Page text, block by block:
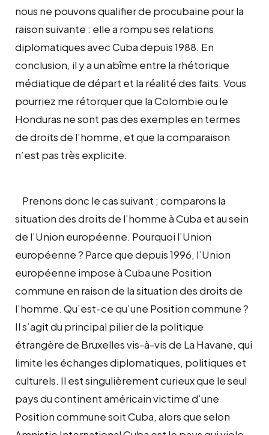
nous ne pouvons qualifier de procubaine pour la
raison suivante : elle a rompu ses relations
diplomatiques avec Cuba depuis 1988. En
conclusion, il y a un abîme entre la rhétorique
médiatique de départ et la réalité des faits. Vous
pourriez me rétorquer que la Colombie ou le
Honduras ne sont pas des exemples en termes
de droits de l’homme, et que la comparaison
n’est pas très explicite.
Prenons donc le cas suivant ; comparons la
situation des droits de l’homme à Cuba et au sein
de l’Union européenne. Pourquoi l’Union
européenne ? Parce que depuis 1996, l’Union
européenne impose à Cuba une Position
commune en raison de la situation des droits de
l’homme. Qu’est-ce qu’une Position commune ?
Il s’agit du principal pilier de la politique
étrangère de Bruxelles vis-à-vis de La Havane, qui
limite les échanges diplomatiques, politiques et
culturels. Il est singulièrement curieux que le seul
pays du continent américain victime d’une
Position commune soit Cuba, alors que selon